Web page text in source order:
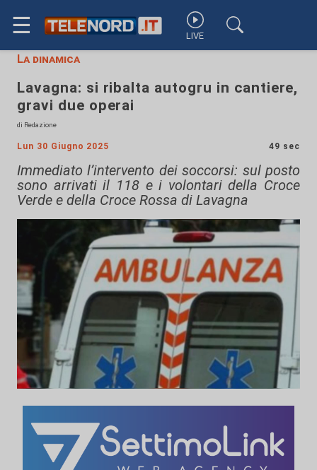
☰ LIVE
La dinamica
Lavagna: si ribalta autogru in cantiere,
gravi due operai
di Redazione
Lun 30 Giugno 2025 49 sec
Immediato l’intervento dei soccorsi: sul posto
sono arrivati il 118 e i volontari della Croce
Verde e della Croce Rossa di Lavagna